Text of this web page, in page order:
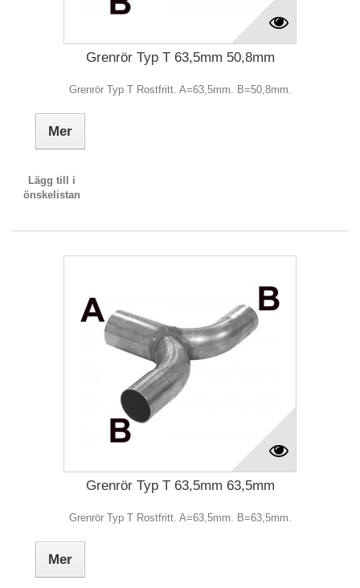
Grenrör Typ T 63,5mm 50,8mm
Grenrör Typ T Rostfritt. A=63,5mm. B=50,8mm.
Mer
Lägg till i
önskelistan
Grenrör Typ T 63,5mm 63,5mm
Grenrör Typ T Rostfritt. A=63,5mm. B=63,5mm.
Mer